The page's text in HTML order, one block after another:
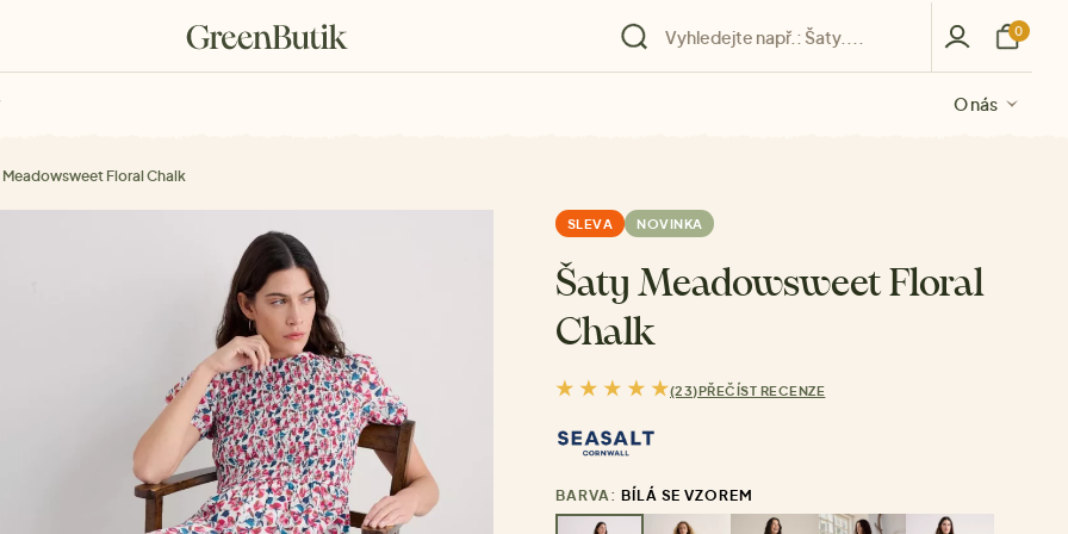
O nás
O nás
O nás
poukazy O nás
O nás
0
Floral Chalk
SLEVA NOVINKA
Šaty Meadowsweet Floral
Chalk
(23)PŘEČÍST RECENZE
BARVA: BÍLÁ SE VZOREM